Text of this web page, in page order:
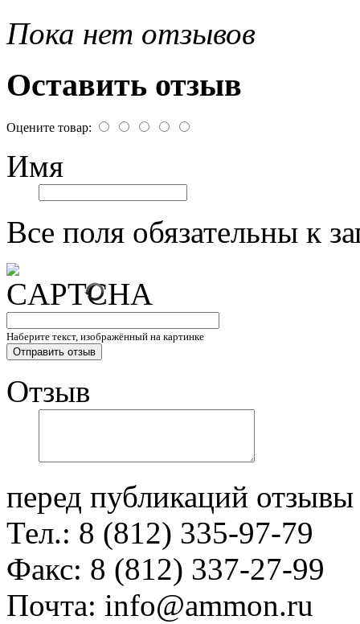
Пока нет отзывов
Оставить отзыв
Оцените товар:
Имя
Все поля обязательны к
Наберите текст, изображённый на картинке
Отзыв
перед публикаций
Тел.: 8 (812) 335-97-79
Факс: 8 (812) 337-27-99
Почта: info@ammon.ru